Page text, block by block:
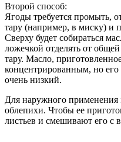
Второй способ:
Ягоды требуется промыть,
тару (например, в миску) и
Сверху будет собираться
ложечкой отделять от
тару. Масло,
концентрированным, но его
очень низкий.
Для наружного применения
облепихи. Чтобы ее
листьев и смешивают его с